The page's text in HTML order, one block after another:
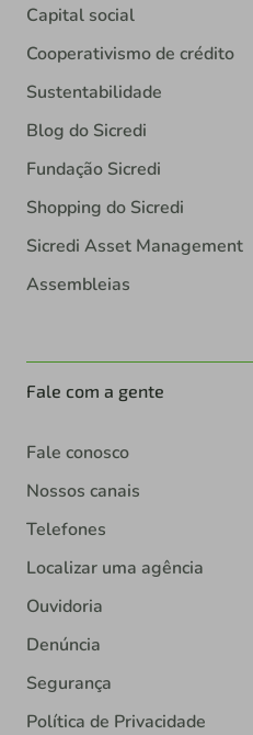
Capital social
Cooperativismo de crédito
Sustentabilidade
Blog do Sicredi
Fundação Sicredi
Shopping do Sicredi
Sicredi Asset Management
Assembleias
Fale com a gente
Fale conosco
Nossos canais
Telefones
Localizar uma agência
Ouvidoria
Denúncia
Segurança
Política de Privacidade